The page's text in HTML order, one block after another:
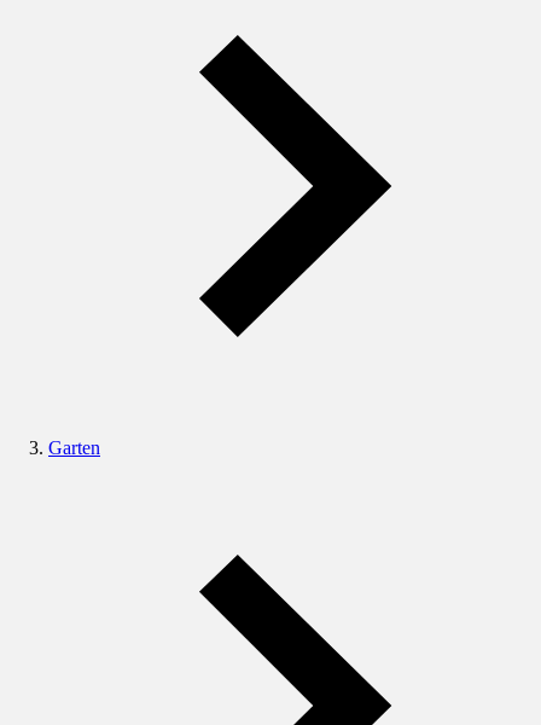
Garten